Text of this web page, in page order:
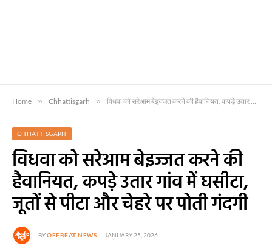
Home » Chhattisgarh » विधवा को सरेआम बेइज्जत करने की हैवानियत, कपड़े उतार गांव में घसीटा, जूतों से पीटा और चेहरे पर पोती गंदगी
CHHATTISGARH
विधवा को सरेआम बेइज्जत करने की
हैवानियत, कपड़े उतार गांव में घसीटा,
जूतों से पीटा और चेहरे पर पोती गंदगी
BYOFFBEAT NEWS JANUARY 25, 2026